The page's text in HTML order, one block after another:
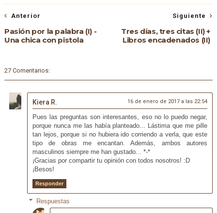
Siguiente
Tres días, tres citas (II) +
Libros encadenados (II)
Anterior
Pasión por la palabra (I) -
Una chica con pistola
27 Comentarios:
Kiera R. 16 de enero de 2017 a las 22:54
Pues las preguntas son interesantes, eso no lo puedo negar,
porque nunca me las había planteado... Lástima que me pille
tan lejos, porque si no hubiera ido corriendo a verla, que este
tipo de obras me encantan. Además, ambos autores
masculinos siempre me han gustado... *-*
¡Gracias por compartir tu opinión con todos nosotros! :D
¡Besos!
Responder
Respuestas